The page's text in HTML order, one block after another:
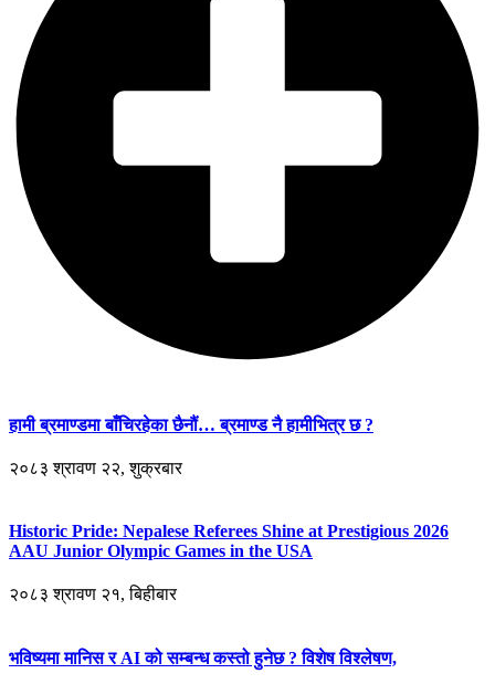
हामी ब्रमाण्डमा बाँचिरहेका छैनौं… ब्रमाण्ड नै हामीभित्र छ ?
२०८३ श्रावण २२, शुक्रबार
Historic Pride: Nepalese Referees Shine at Prestigious 2026
AAU Junior Olympic Games in the USA
२०८३ श्रावण २१, बिहीबार
भविष्यमा मानिस र AI को सम्बन्ध कस्तो हुनेछ ? विशेष विश्लेषण,